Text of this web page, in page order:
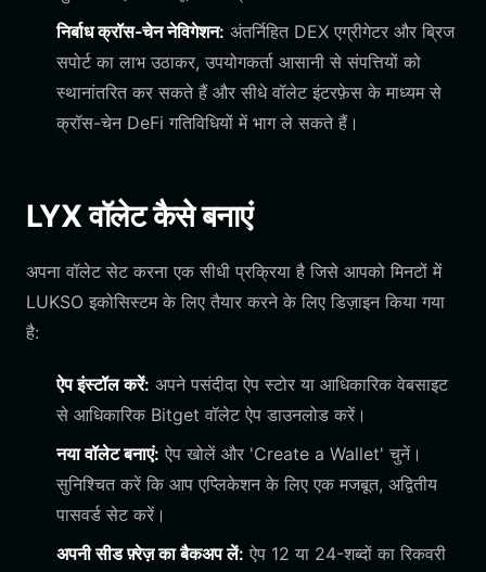
निर्बाध क्रॉस-चेन नेविगेशन: अंतर्निहित DEX एग्रीगेटर और ब्रिज
सपोर्ट का लाभ उठाकर, उपयोगकर्ता आसानी से संपत्तियों को
स्थानांतरित कर सकते हैं और सीधे वॉलेट इंटरफ़ेस के माध्यम से
क्रॉस-चेन DeFi गतिविधियों में भाग ले सकते हैं।
LYX वॉलेट कैसे बनाएं
अपना वॉलेट सेट करना एक सीधी प्रक्रिया है जिसे आपको मिनटों में
LUKSO इकोसिस्टम के लिए तैयार करने के लिए डिज़ाइन किया गया
है:
ऐप इंस्टॉल करें: अपने पसंदीदा ऐप स्टोर या आधिकारिक वेबसाइट
से आधिकारिक Bitget वॉलेट ऐप डाउनलोड करें।
नया वॉलेट बनाएं: ऐप खोलें और 'Create a Wallet' चुनें।
सुनिश्चित करें कि आप एप्लिकेशन के लिए एक मजबूत, अद्वितीय
पासवर्ड सेट करें।
अपनी सीड फ़्रेज़ का बैकअप लें: ऐप 12 या 24-शब्दों का रिकवरी